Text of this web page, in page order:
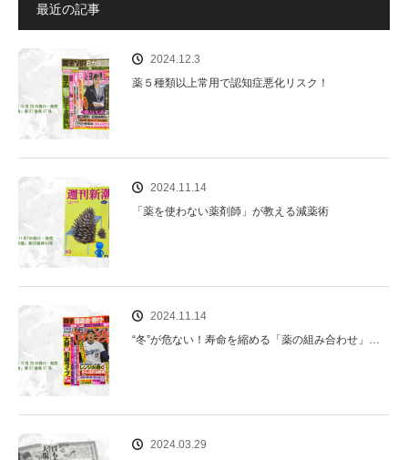
最近の記事
2024.12.3
薬５種類以上常用で認知症悪化リスク！
2024.11.14
「薬を使わない薬剤師」が教える減薬術
2024.11.14
“冬”が危ない！寿命を縮める「薬の組み合わせ」…
2024.03.29